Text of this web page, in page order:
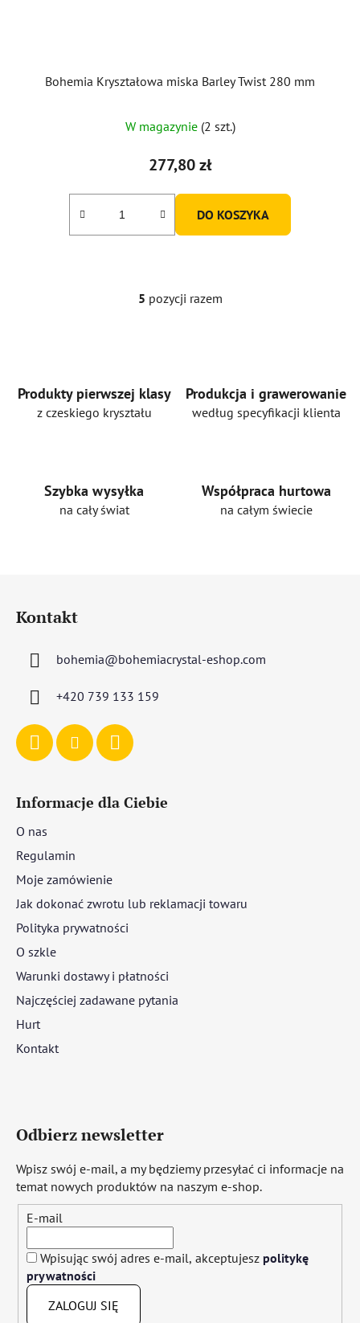
Bohemia Kryształowa miska Barley Twist 280 mm
W magazynie (2 szt.)
277,80 zł
DO KOSZYKA
K
o
5 pozycji razem
Produkty pierwszej klasy
z czeskiego kryształu
Produkcja i grawerowanie
według specyfikacji klienta
Szybka wysyłka
na cały świat
Współpraca hurtowa
na całym świecie
Kontakt
bohemia@bohemiacrystal-eshop.com
+420 739 133 159
Informacje dla Ciebie
O nas
Regulamin
Moje zamówienie
Jak dokonać zwrotu lub reklamacji towaru
Polityka prywatności
O szkle
Warunki dostawy i płatności
Najczęściej zadawane pytania
Hurt
Kontakt
Odbierz newsletter
Wpisz swój e-mail, a my będziemy przesyłać ci informacje na
temat nowych produktów na naszym e-shop.
E-mail
Wpisując swój adres e-mail, akceptujesz politykę
prywatności
ZALOGUJ SIĘ